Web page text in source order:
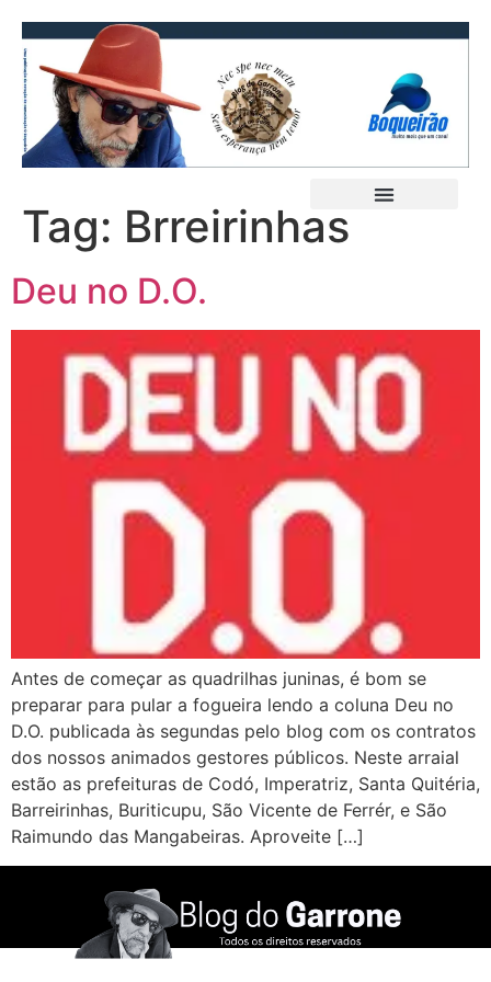
Tag: Brreirinhas
Deu no D.O.
Antes de começar as quadrilhas juninas, é bom se
preparar para pular a fogueira lendo a coluna Deu no
D.O. publicada às segundas pelo blog com os contratos
dos nossos animados gestores públicos. Neste arraial
estão as prefeituras de Codó, Imperatriz, Santa Quitéria,
Barreirinhas, Buriticupu, São Vicente de Ferrér, e São
Raimundo das Mangabeiras. Aproveite […]